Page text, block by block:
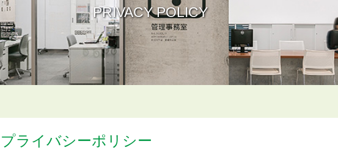
PRIVACY POLICY
プライバシーポリシー